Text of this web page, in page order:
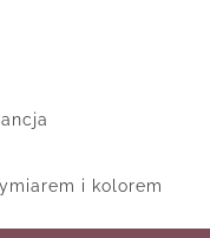
i kolorem